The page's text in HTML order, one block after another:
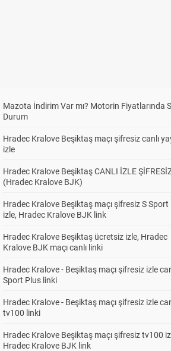
Mazota İndirim Var mı? Motorin Fiyatlarında
Durum
Hradec Kralove Beşiktaş maçı şifresiz canlı
izle
Hradec Kralove Beşiktaş CANLI İZLE
(Hradec Kralove BJK)
Hradec Kralove Beşiktaş maçı şifresiz S Sport
izle, Hradec Kralove BJK link
Hradec Kralove Beşiktaş ücretsiz izle, Hradec
Kralove BJK maçı canlı linki
Hradec Kralove - Beşiktaş maçı şifresiz izle
Sport Plus linki
Hradec Kralove - Beşiktaş maçı şifresiz izle
tv100 linki
Hradec Kralove Beşiktaş maçı şifresiz tv100
Hradec Kralove BJK link